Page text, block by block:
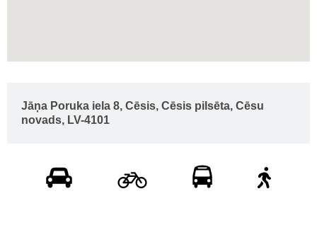
Jāņa Poruka iela 8, Cēsis, Cēsis pilsēta, Cēsu
novads, LV-4101